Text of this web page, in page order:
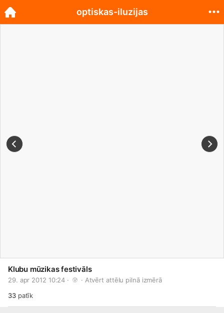
Klubu mūzikas festivāls
29. apr 2012 10:24 · · Atvērt attēlu pilnā izmērā
33patīk
optiskas-iluzijas